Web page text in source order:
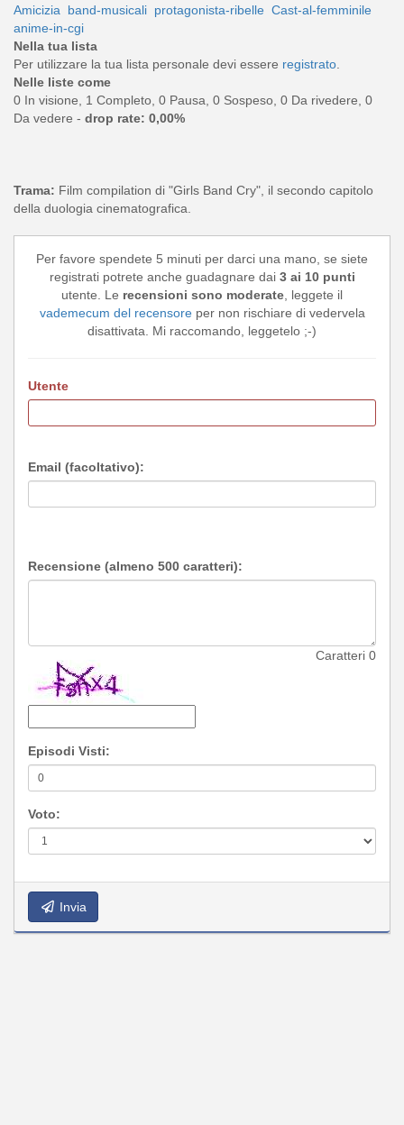
Amicizia
band-musicali protagonista-ribelle Cast-al-femminile
anime-in-cgi
Nella tua lista
Per utilizzare la tua lista personale devi essere registrato
Nelle liste come
0 In visione, 1 Completo, 0 Pausa, 0 Sospeso, 0 Da rivedere, 0
Da vedere - drop rate: 0,00%
Trama: Film compilation di "Girls Band Cry", il secondo capitolo
della duologia cinematografica.
Per favore spendete 5 minuti per darci una mano, se siete
registrati potrete anche guadagnare dai 3 ai 10 punti
utente. Le recensioni sono moderate , leggete il
vademecum del recensoreper non rischiare di vedervela
disattivata. Mi raccomando, leggetelo ;-)
Utente
Email (facoltativo):
Recensione (almeno 500 caratteri):
Caratteri 0
Episodi Visti:
Voto:
Invia